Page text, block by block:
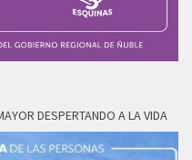
DESPERTANDO A LA VIDA